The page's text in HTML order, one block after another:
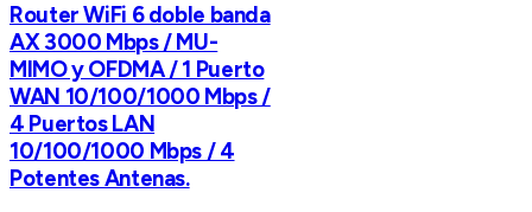
Router WiFi 6 doble banda
AX 3000 Mbps / MU-
MIMO y OFDMA / 1 Puerto
WAN 10/100/1000 Mbps /
4 Puertos LAN
10/100/1000 Mbps / 4
Potentes Antenas.